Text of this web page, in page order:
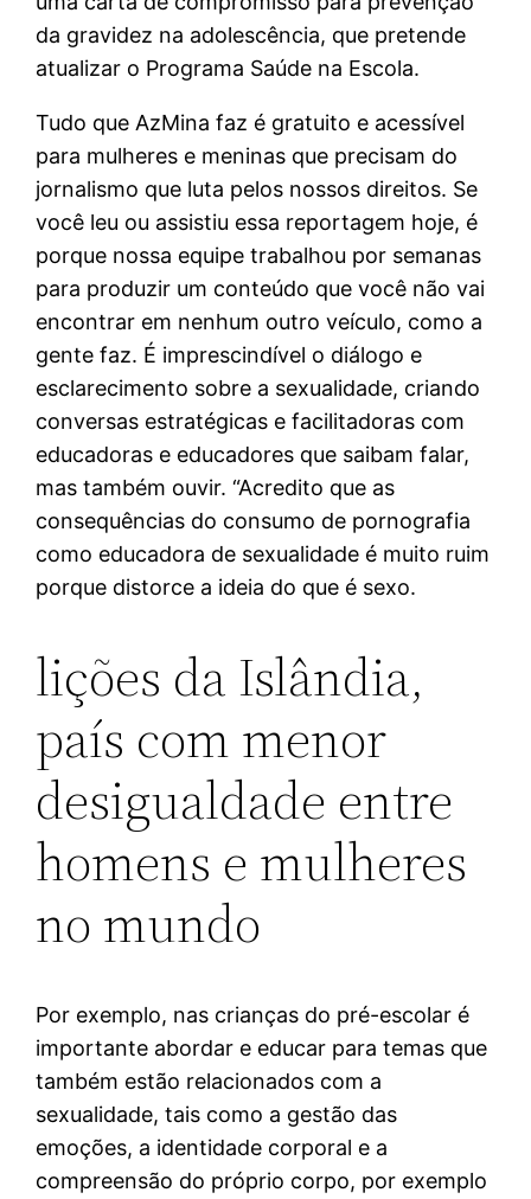
da gravidez na adolescência, que pretende
atualizar o Programa Saúde na Escola.
Tudo que AzMina faz é gratuito e acessível
para mulheres e meninas que precisam do
jornalismo que luta pelos nossos direitos. Se
você leu ou assistiu essa reportagem hoje, é
porque nossa equipe trabalhou por semanas
para produzir um conteúdo que você não vai
encontrar em nenhum outro veículo, como a
gente faz. É imprescindível o diálogo e
esclarecimento sobre a sexualidade, criando
conversas estratégicas e facilitadoras com
educadoras e educadores que saibam falar,
mas também ouvir. “Acredito que as
consequências do consumo de pornografia
como educadora de sexualidade é muito ruim
porque distorce a ideia do que é sexo.
lições da Islândia,
país com menor
desigualdade entre
homens e mulheres
no mundo
Por exemplo, nas crianças do pré-escolar é
importante abordar e educar para temas que
também estão relacionados com a
sexualidade, tais como a gestão das
emoções, a identidade corporal e a
compreensão do próprio corpo, por exemplo